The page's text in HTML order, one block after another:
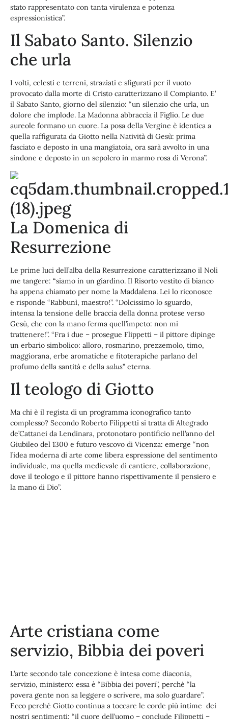
stato rappresentato con tanta virulenza e potenza
espressionistica”.
Il Sabato Santo. Silenzio
che urla
I volti, celesti e terreni, straziati e sfigurati per il vuoto
provocato dalla morte di Cristo caratterizzano il Compianto. E’
il Sabato Santo, giorno del silenzio: “un silenzio che urla, un
dolore che implode. La Madonna abbraccia il Figlio. Le due
aureole formano un cuore. La posa della Vergine è identica a
quella raffigurata da Giotto nella Natività di Gesù: prima
fasciato e deposto in una mangiatoia, ora sarà avvolto in una
sindone e deposto in un sepolcro in marmo rosa di Verona”.
La Domenica di
Resurrezione
Le prime luci dell’alba della Resurrezione caratterizzano il Noli
me tangere: “siamo in un giardino. Il Risorto vestito di bianco
ha appena chiamato per nome la Maddalena. Lei lo riconosce
e risponde “Rabbunì, maestro!”. “Dolcissimo lo sguardo,
intensa la tensione delle braccia della donna protese verso
Gesù, che con la mano ferma quell’impeto: non mi
trattenere!”. “Fra i due – prosegue Flippetti – il pittore dipinge
un erbario simbolico: alloro, rosmarino, prezzemolo, timo,
maggiorana, erbe aromatiche e fitoterapiche parlano del
profumo della santità e della salus” eterna.
Il teologo di Giotto
Ma chi è il regista di un programma iconografico tanto
complesso? Secondo Roberto Filippetti si tratta di Altegrado
de’Cattanei da Lendinara, protonotaro pontificio nell’anno del
Giubileo del 1300 e futuro vescovo di Vicenza: emerge “non
l’idea moderna di arte come libera espressione del sentimento
individuale, ma quella medievale di cantiere, collaborazione,
dove il teologo e il pittore hanno rispettivamente il pensiero e
la mano di Dio”.
Arte cristiana come
servizio, Bibbia dei poveri
L’arte secondo tale concezione è intesa come diaconia,
servizio, ministero: essa è “Bibbia dei poveri”, perché “la
povera gente non sa leggere o scrivere, ma solo guardare”.
Ecco perché Giotto continua a toccare le corde più intime dei
nostri sentimenti: “il cuore dell’uomo – conclude Filippetti –